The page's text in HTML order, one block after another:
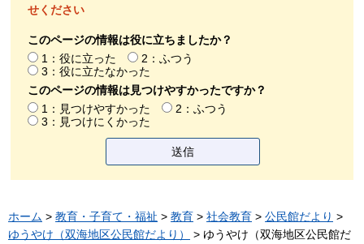
せください
このページの情報は役に立ちましたか？
1：役に立った
2：ふつう
3：役に立たなかった
このページの情報は見つけやすかったですか？
1：見つけやすかった
2：ふつう
3：見つけにくかった
ホーム > 教育・子育て・福祉 > 教育 > 社会教育 > 公民館だより >
ゆうやけ（双海地区公民館だより）
> ゆうやけ（双海地区公民館だ